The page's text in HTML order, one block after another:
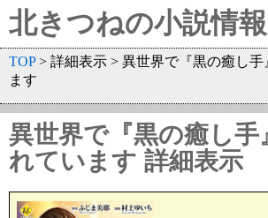
北きつねの小説情報
TOP > 詳細表示 > 異世界で『黒の癒し
ます
異世界で『黒の癒し手
れています 詳細表示